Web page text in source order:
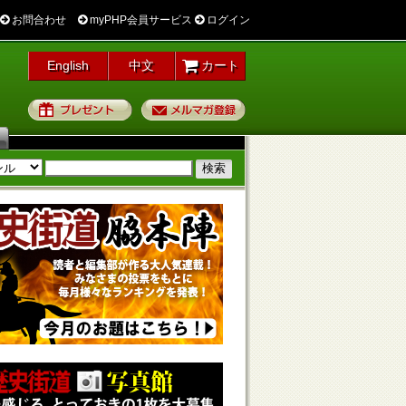
お問合わせ myPHP会員サービス ログイン
English 中文 カート
プレゼント